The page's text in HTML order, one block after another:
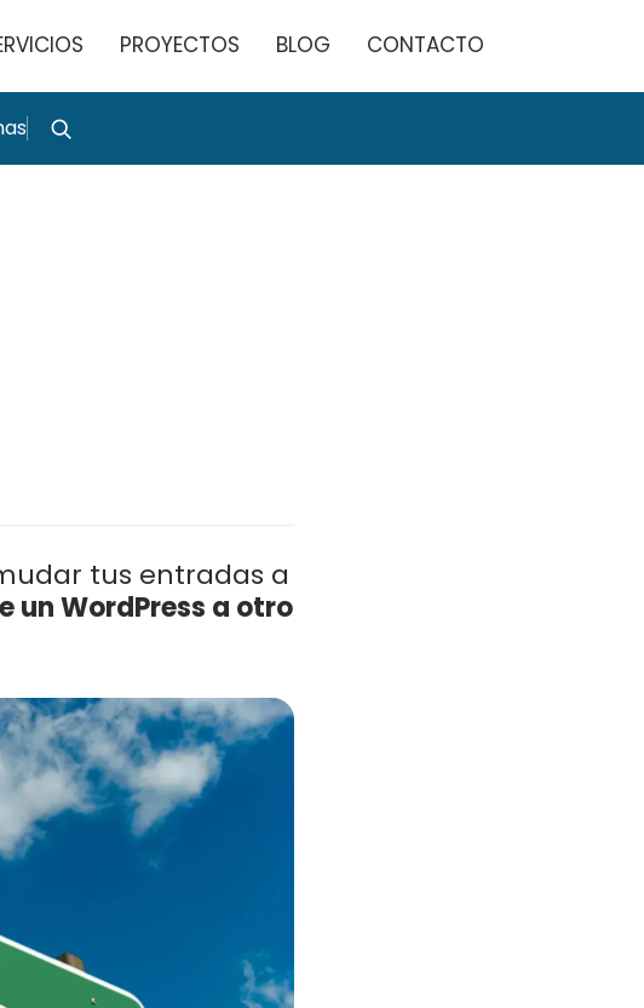
PROYECTOS BLOG CONTACTO
tus entradas a
un WordPress a otro